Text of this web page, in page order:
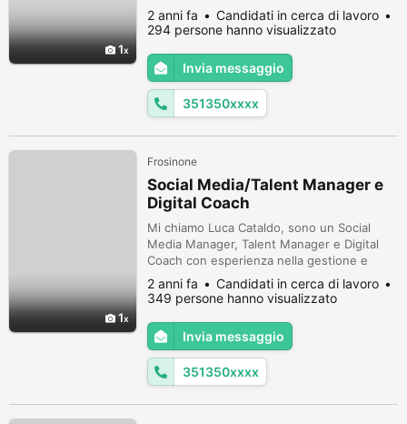
1
nell'ottimizzazione delle presenze sui social
media per aziende e personalità pubbliche.
Ho una grande passione per l'arte della
comunicazione digitale e una solida
conoscenza delle tendenze e delle doti
manageriali. Inoltre, come Talent Manag...
2 anni fa
Candidati in cerca di lavoro
294 persone hanno visualizzato
Invia messaggio
351350xxxx
1
Frosinone
Social Media/Talent Manager e
Digital Coach
Mi chiamo Luca Cataldo, sono un Social
Media Manager, Talent Manager e Digital
Coach con esperienza nella gestione e
nell'ottimizzazione delle presenze sui social
media per aziende e personalità pubbliche.
Ho una grande passione per l'arte della
comunicazione digitale e una solida
conoscenza delle tendenze e delle doti
manageriali. Inoltre, come Talent Manag...
2 anni fa
Candidati in cerca di lavoro
349 persone hanno visualizzato
Invia messaggio
351350xxxx